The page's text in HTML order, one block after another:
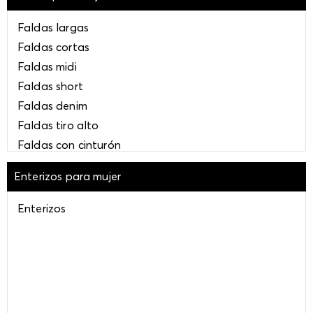
Faldas largas
Faldas cortas
Faldas midi
Faldas short
Faldas denim
Faldas tiro alto
Faldas con cinturón
Faldas globo
Faldas azules
Faldas blancas
Enterizos para mujer
Enterizos